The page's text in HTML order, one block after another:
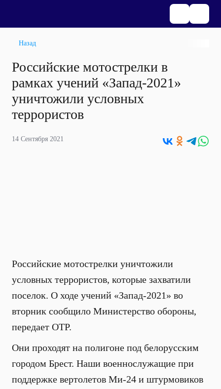
Назад
Российские мотострелки в
рамках учений «Запад-2021»
уничтожили условных
террористов
14 Сентября 2021
Российские мотострелки уничтожили
условных террористов, которые захватили
поселок. О ходе учений «Запад-2021» во
вторник сообщило Министерство обороны,
передает ОТР.
Они проходят на полигоне под белорусским
городом Брест. Наши военнослужащие при
поддержке вертолетов Ми-24 и штурмовиков